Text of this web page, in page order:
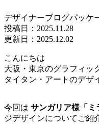
デザイナーブログパッケ
投稿日： 2025.11.28
更新日：2025.12.02
こんにちは
大阪・東京のグラフィッ
タイタン・アートのデザ
今回は サンガリア様「ミ
ジデザインについてご紹